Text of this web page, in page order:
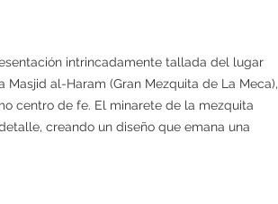
intrincadamente tallada del lugar
Masjid al-Haram (Gran Mezquita de La Meca),
centro de fe. El minarete de la mezquita
creando un diseño que emana una